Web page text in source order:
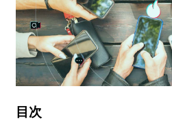
目次